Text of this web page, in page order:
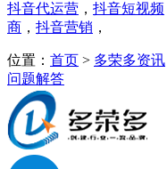
抖音代运营 ， 抖音短视频
商 ， 抖音营销 ，
位置： 首页 > 多荣多资讯
问题解答